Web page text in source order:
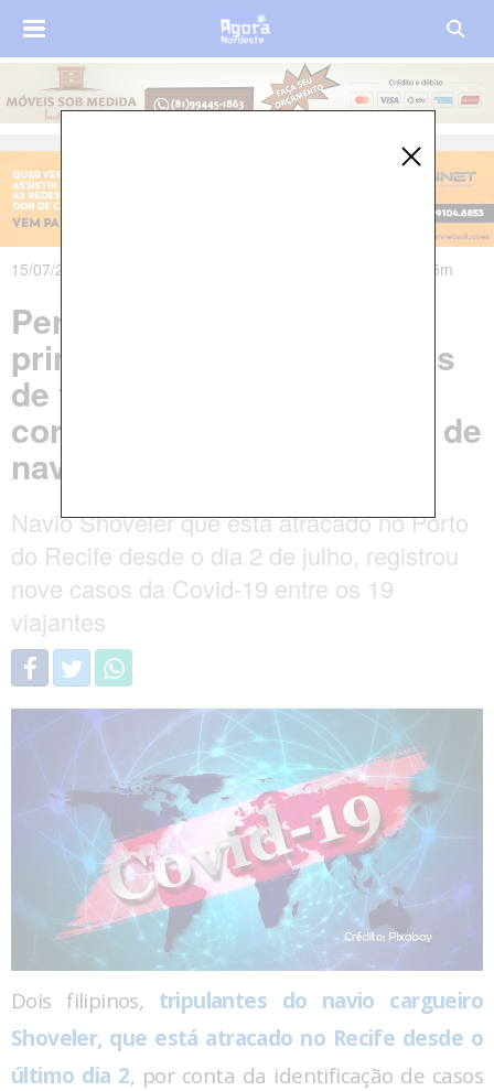
15/07/2021 às 04h31m - Atualizado em 15/07/2021 às 05h25m
Pernambuco detecta
primeiros casos importados
de variante Delta do
coronavírus em tripulantes de
navio atracado no Recife
Navio Shoveler que está atracado no Porto
do Recife desde o dia 2 de julho, registrou
nove casos da Covid-19 entre os 19
viajantes
Dois filipinos, tripulantes do navio cargueiro
Shoveler, que está atracado no Recife desde o
último dia 2, por conta da identificação de casos